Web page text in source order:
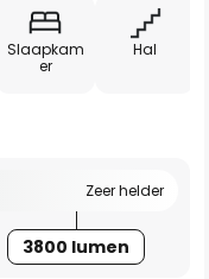
Slaapkam
er
Hal
Zeer helder
3800 lumen